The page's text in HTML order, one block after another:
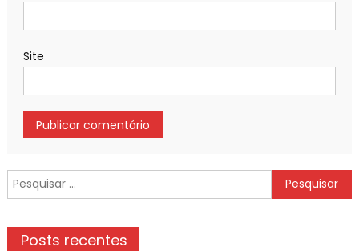
Site
Pesquisar
por:
Posts recentes